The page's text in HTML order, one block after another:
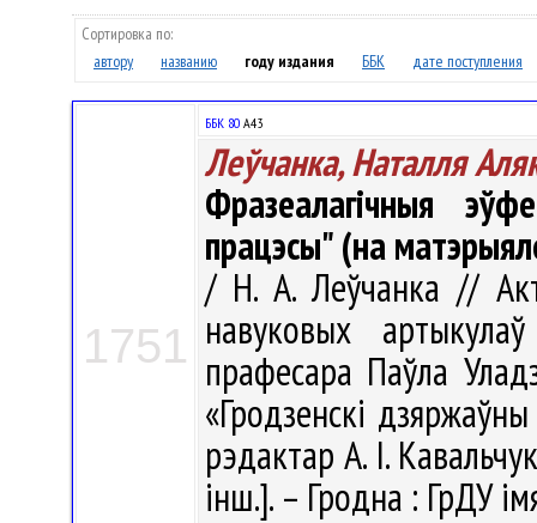
Сортировка по:
автору
названию году издания ББК дате поступления
1751
ББК 80 А43
Леўчанка, Наталля
Фразеалагічныя
працэсы" (на
/ Н. А. Леўчанка //
навуковых
прафесара Паўла
«Гродзенскі
рэдактар А. І.
інш.]. – Гродна : ГрДУ